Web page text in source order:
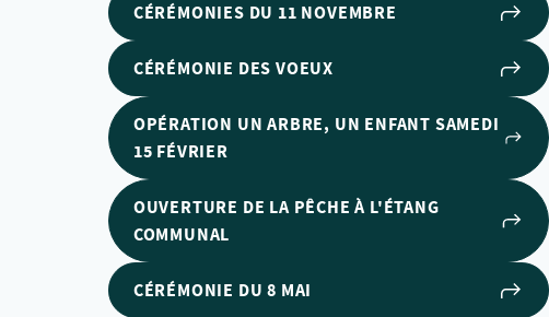
CÉRÉMONIES DU 11 NOVEMBRE
CÉRÉMONIE DES VOEUX
OPÉRATION UN ARBRE, UN ENFANT SAMEDI
15 FÉVRIER
OUVERTURE DE LA PÊCHE À L'ÉTANG
COMMUNAL
CÉRÉMONIE DU 8 MAI